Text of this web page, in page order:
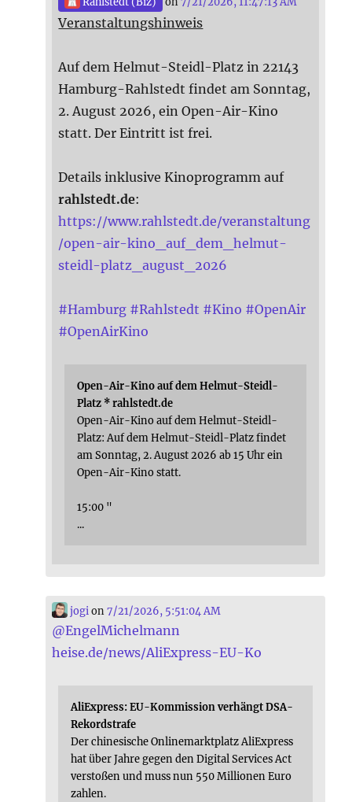
Veranstaltungshinweis
Auf dem Helmut-Steidl-Platz in 22143
Hamburg-Rahlstedt findet am Sonntag,
2. August 2026, ein Open-Air-Kino
statt. Der Eintritt ist frei.
Details inklusive Kinoprogramm auf
rahlstedt.de:
https://www.rahlstedt.de/veranstaltung
/open-air-kino_auf_dem_helmut-
steidl-platz_august_2026
#Hamburg #Rahlstedt #Kino #OpenAir
#OpenAirKino
Open-Air-Kino auf dem Helmut-Steidl-
Platz * rahlstedt.de
Open-Air-Kino auf dem Helmut-Steidl-
Platz: Auf dem Helmut-Steidl-Platz findet
am Sonntag, 2. August 2026 ab 15 Uhr ein
Open-Air-Kino statt.
15:00 "
...
jogion7/21/2026, 5:51:04 AM
@EngelMichelmann
heise.de/news/AliExpress-EU-Ko
AliExpress: EU-Kommission verhängt DSA-
Rekordstrafe
Der chinesische Onlinemarktplatz AliExpress
hat über Jahre gegen den Digital Services Act
verstoßen und muss nun 550 Millionen Euro
zahlen.